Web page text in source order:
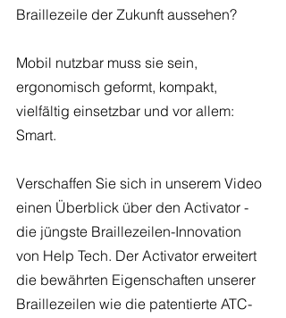
Braillezeile der Zukunft aussehen?
Mobil nutzbar muss sie sein,
ergonomisch geformt, kompakt,
vielfältig einsetzbar und vor allem:
Smart.
Verschaffen Sie sich in unserem Video
einen Überblick über den Activator -
die jüngste Braillezeilen-Innovation
von Help Tech. Der Activator erweitert
die bewährten Eigenschaften unserer
Braillezeilen wie die patentierte ATC-